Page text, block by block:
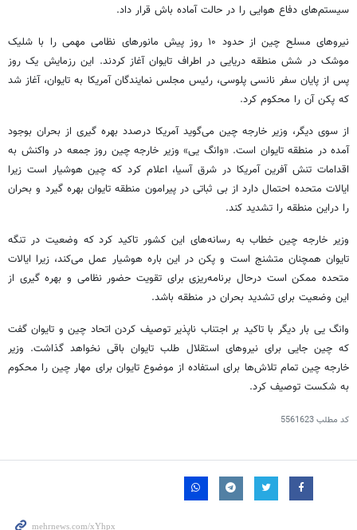
سیستم‌های دفاع هوایی را در حالت آماده باش قرار داد.
نیروهای مسلح چین از حدود ۱۰ روز پیش مانورهای نظامی مهمی را با شلیک
موشک در شش منطقه دریایی در اطراف تایوان آغاز کردند. این رزمایش یک روز
پس از پایان سفر نانسی پلوسی، رئیس مجلس نمایندگان آمریکا به تایوان، آغاز شد
که پکن آن را محکوم کرد.
از سوی دیگر، وزیر خارجه چین می‌گوید آمریکا درصدد بهره گیری از بحران بوجود
آمده در منطقه تایوان است. «وانگ یی» وزیر خارجه چین روز جمعه در واکنش به
اقدامات تنش آفرین آمریکا در شرق آسیا، اعلام کرد که چین هوشیار است زیرا
ایالات متحده احتمال دارد از بی ثباتی در پیرامون منطقه تایوان بهره گیرد و بحران
را دراین منطقه را تشدید کند.
وزیر خارجه چین خطاب به رسانه‌های این کشور تاکید کرد که وضعیت در تنگه
تایوان همچنان متشنج است و پکن در این باره هوشیار عمل می‌کند، زیرا ایالات
متحده ممکن است درحالبرنامه‌ریزی برای تقویت حضور نظامی و بهرهگیری از
این وضعیت برای تشدید بحران در منطقه باشد.
وانگ یی بار دیگر با تاکید بر اجتناب ناپذیر توصیف کردن اتحاد چین و تایوان گفت
که چین جایی برای نیروهای استقلال طلب تایوان باقی نخواهد گذاشت. وزیر
خارجه چین تمام تلاش‌ها برای استفاده از موضوع تایوان برای مهار چین را محکوم
به شکست توصیف کرد.
کد مطلب5561623